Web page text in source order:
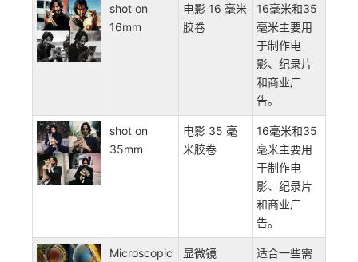
shot on
16mm
电影 16 毫米
胶卷
16毫米和35
毫米主要用
于制作电
影、纪录片
和商业广
告。
shot on
35mm
电影 35 毫
米胶卷
16毫米和35
毫米主要用
于制作电
影、纪录片
和商业广
告。
Microscopic 显微镜
适合一些需